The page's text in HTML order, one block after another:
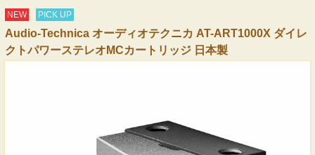
NEW PICK UP
Audio-Technica オーディオテクニカ AT-ART1000X ダイレ
クトパワーステレオMCカートリッジ 日本製